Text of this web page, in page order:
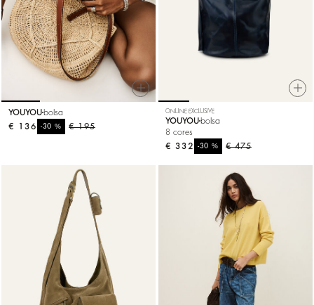
YOUYOU bolsa
€ 195
-30%
€ 136
ONLINE EXCLUSIVE
YOUYOU bolsa
8 cores
€ 475
-30%
€ 332